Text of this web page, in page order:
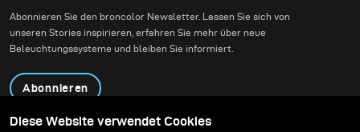
des Waldes zu
bewahren. Unser Ziel
Action-Aufnahmen zu
Tiefe, Stimmung und
Abonnieren Sie den broncolor Newsletter. Lassen Sie sich von
unseren Stories inspirieren, erfahren Sie mehr über neue
Beleuchtungssysteme und bleiben Sie informiert.
Abonnieren
Diese Website verwendet Cookies